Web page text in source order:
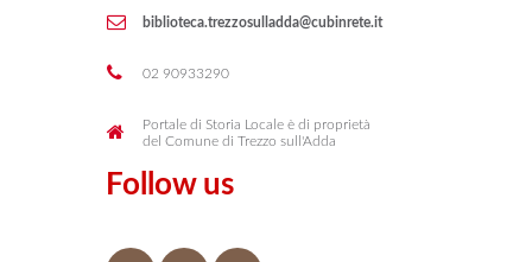
biblioteca.trezzosulladda@cubinrete.it
02 90933290
Portale di Storia Locale è di proprietà
del Comune di Trezzo sull'Adda
Follow us